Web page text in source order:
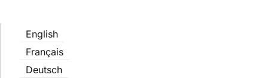
English
Français
Deutsch